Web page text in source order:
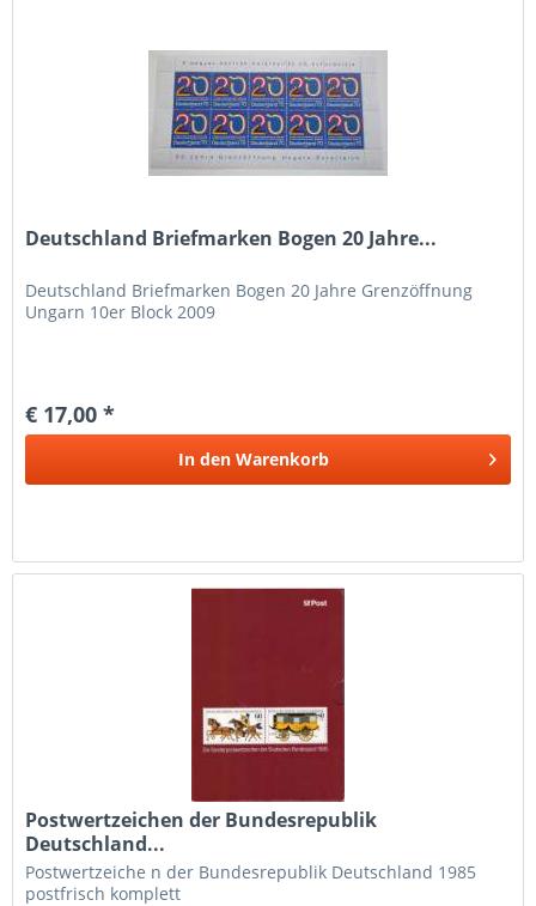
Deutschland Briefmarken Bogen 20 Jahre...
Deutschland Briefmarken Bogen 20 Jahre Grenzöffnung
Ungarn 10er Block 2009
€ 17,00 *
In den Warenkorb
Postwertzeichen der Bundesrepublik
Deutschland...
Postwertzeiche n der Bundesrepublik Deutschland 1985
postfrisch komplett